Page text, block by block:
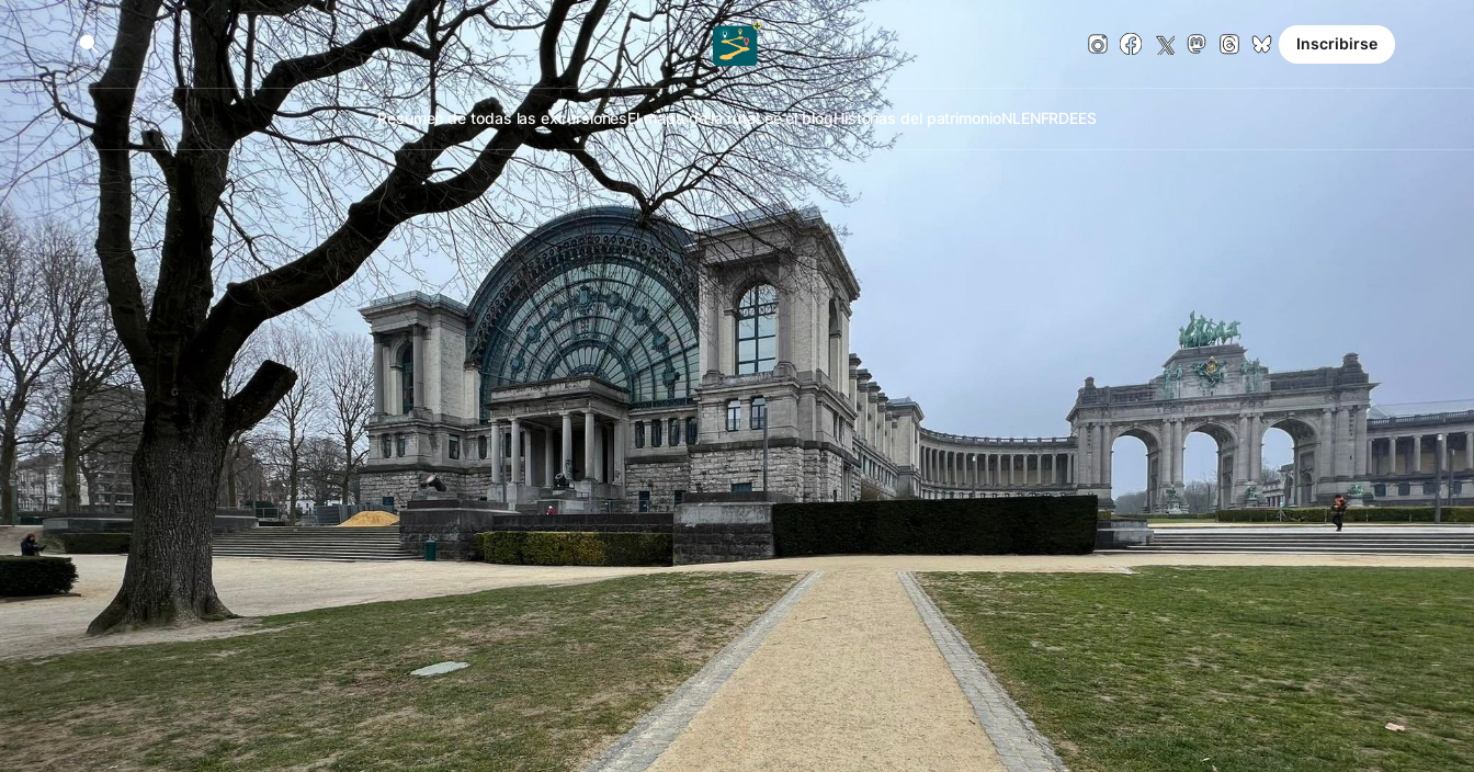
Resumen de todas las excursionesEl mapa de la rutaLee el blogHistorias del patrimonioNL ENFRDEES
Inscribirse